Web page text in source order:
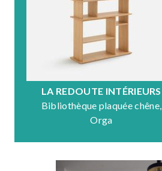
LA REDOUTE INTÉRIEURS
Bibliothèque plaquée chêne,
Orga